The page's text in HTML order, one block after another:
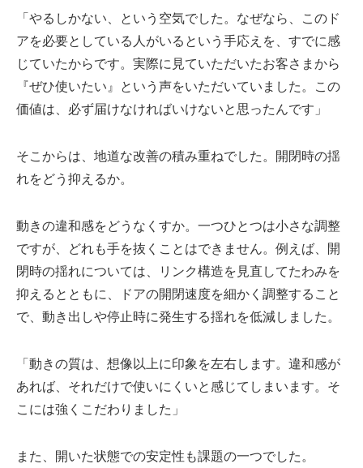
「やるしかない、という空気でした。なぜなら、このド
アを必要としている人がいるという手応えを、すでに感
じていたからです。実際に見ていただいたお客さまから
『ぜひ使いたい』という声をいただいていました。この
価値は、必ず届けなければいけないと思ったんです」
そこからは、地道な改善の積み重ねでした。開閉時の揺
れをどう抑えるか。
動きの違和感をどうなくすか。一つひとつは小さな調整
ですが、どれも手を抜くことはできません。例えば、開
閉時の揺れについては、リンク構造を見直してたわみを
抑えるとともに、ドアの開閉速度を細かく調整すること
で、動き出しや停止時に発生する揺れを低減しました。
「動きの質は、想像以上に印象を左右します。違和感が
あれば、それだけで使いにくいと感じてしまいます。そ
こには強くこだわりました」
また、開いた状態での安定性も課題の一つでした。